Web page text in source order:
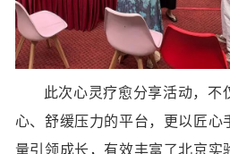
此次心灵疗愈分享活动，不
心、舒缓压力的平台，更以匠心
量引领成长，有效丰富了北京